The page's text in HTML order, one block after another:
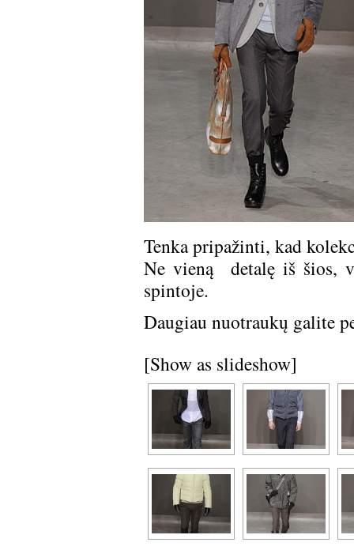
Tenka pripažinti, kad
Ne vieną detalę iš šios,
spintoje.
Daugiau nuotraukų galite
[Show as slideshow]